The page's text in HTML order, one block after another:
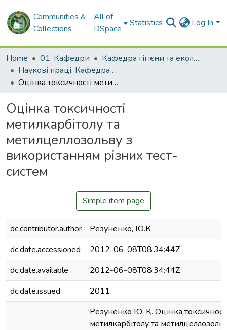
Communities &
Collections
All of
DSpace
Statistics Log In
Home 01. Кафедри
Кафедра гігієни та екології № 2
Наукові праці. Кафедра гігієни та екології № 2
Оцінка токсичності метилкарбітолу та метилцеллозольву з використанням різних тест-систем
Оцінка токсичності
метилкарбітолу та
метилцеллозольву з
використанням різних тест-
систем
Simple item page
dc.contributor.author
Резуненко, Ю.К.
dc.date.accessioned
2012-06-08T08:34:44Z
dc.date.available
2012-06-08T08:34:44Z
dc.date.issued
2011
Резуненко Ю. К. Оцінка
метилкарбітолу та